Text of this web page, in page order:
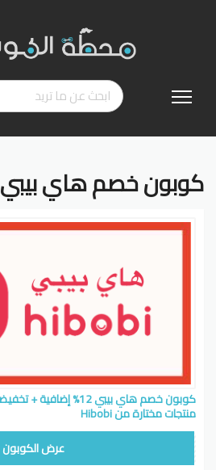
إلى
كوبون خصم هاي بيبي
منتجات مختارة من Hibobi
عرض الكوبون